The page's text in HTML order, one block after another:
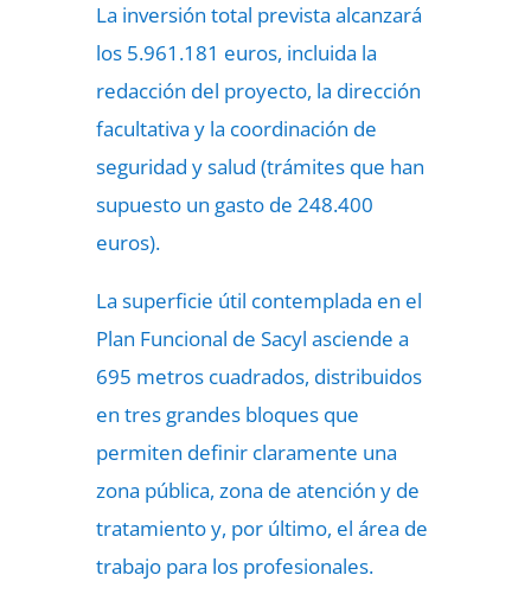
La inversión total prevista alcanzará
los 5.961.181 euros, incluida la
redacción del proyecto, la dirección
facultativa y la coordinación de
seguridad y salud (trámites que han
supuesto un gasto de 248.400
euros).
La superficie útil contemplada en el
Plan Funcional de Sacyl asciende a
695 metros cuadrados, distribuidos
en tres grandes bloques que
permiten definir claramente una
zona pública, zona de atención y de
tratamiento y, por último, el área de
trabajo para los profesionales.